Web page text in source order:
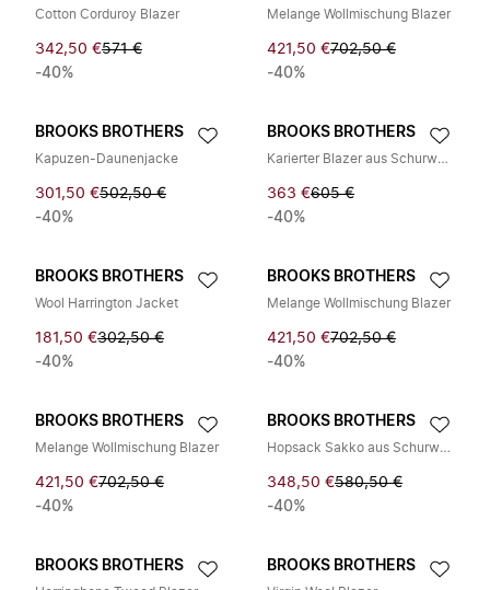
Cotton Corduroy Blazer
342,50 €571 €
-40%
Melange Wollmischung Blazer
421,50 €702,50 €
-40%
BROOKS BROTHERS
Kapuzen-Daunenjacke
301,50 €502,50 €
-40%
BROOKS BROTHERS
Karierter Blazer aus Schurwolle
363 €605 €
-40%
BROOKS BROTHERS
Wool Harrington Jacket
181,50 €302,50 €
-40%
BROOKS BROTHERS
Melange Wollmischung Blazer
421,50 €702,50 €
-40%
BROOKS BROTHERS
Melange Wollmischung Blazer
421,50 €702,50 €
-40%
BROOKS BROTHERS
Hopsack Sakko aus Schurwolle
348,50 €580,50 €
-40%
BROOKS BROTHERS BROOKS BROTHERS